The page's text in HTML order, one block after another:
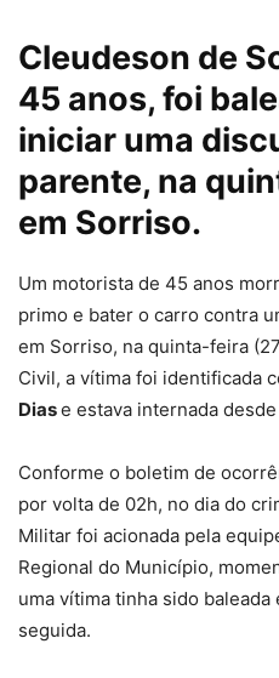
Cleudeson de
45 anos, foi
iniciar uma
parente, na
em Sorriso.
Um motorista de 45 anos
primo e bater o carro contra
em Sorriso, na quinta-feira
Civil, a vítima foi identificada
Diase estava internada
Conforme o boletim de
por volta de 02h, no dia do
Militar foi acionada pela
Regional do Município,
uma vítima tinha sido
seguida.